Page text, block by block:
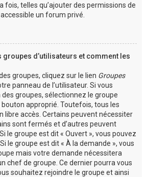
fois, telles qu’ajouter des permissions de
un forum privé.
groupes d’utilisateurs et comment les
groupes, cliquez sur le lien Groupes
panneau de l’utilisateur. Si vous
groupes, sélectionnez le groupe
approprié. Toutefois, tous les
libre accès. Certains peuvent nécessiter
sont fermés et d’autres peuvent
le groupe est dit « Ouvert », vous pouvez
le groupe est dit « À la demande », vous
mais votre demande nécessitera
chef de groupe. Ce dernier pourra vous
souhaitez rejoindre le groupe et ainsi